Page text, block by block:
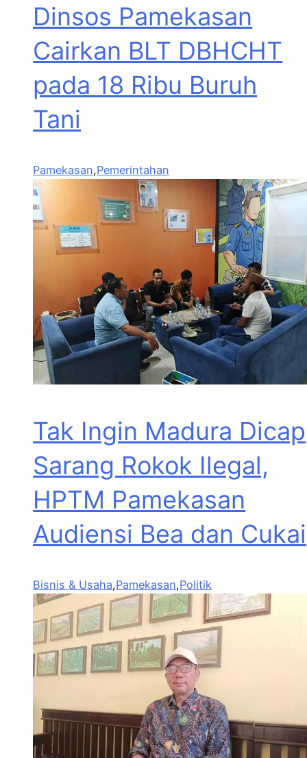
Dinsos Pamekasan
Cairkan BLT DBHCHT
pada 18 Ribu Buruh
Tani
Pamekasan,Pemerintahan
Tak Ingin Madura Dicap
Sarang Rokok Ilegal,
HPTM Pamekasan
Audiensi Bea dan Cukai
Bisnis & Usaha,Pamekasan,Politik